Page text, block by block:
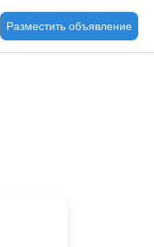
Разместить объявление